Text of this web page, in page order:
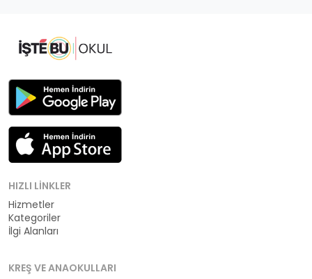
HIZLI LINKLER
Hizmetler
Kategoriler
İlgi Alanları
KREŞ VE ANAOKULLARI